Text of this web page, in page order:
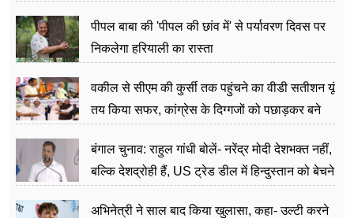
पीपल बाबा की 'पीपल की छांव में' से पर्यावरण दिवस पर
निकलेगा हरियाली का रास्ता
वकील से सीएम की कुर्सी तक पहुंचने का वीडी सतीशन यूं
तय किया सफर, कांग्रेस के दिग्गजों को पछाड़कर बने
बंगाल चुनाव: राहुल गांधी बोलें- नरेंद्र मोदी देशभक्त नहीं,
बल्कि देशद्रोही हैं, US ट्रेड डील में हिन्दुस्तान को बेचने
अभिनेत्री ने साल बाद किया खुलासा, कहा- उल्टी करने